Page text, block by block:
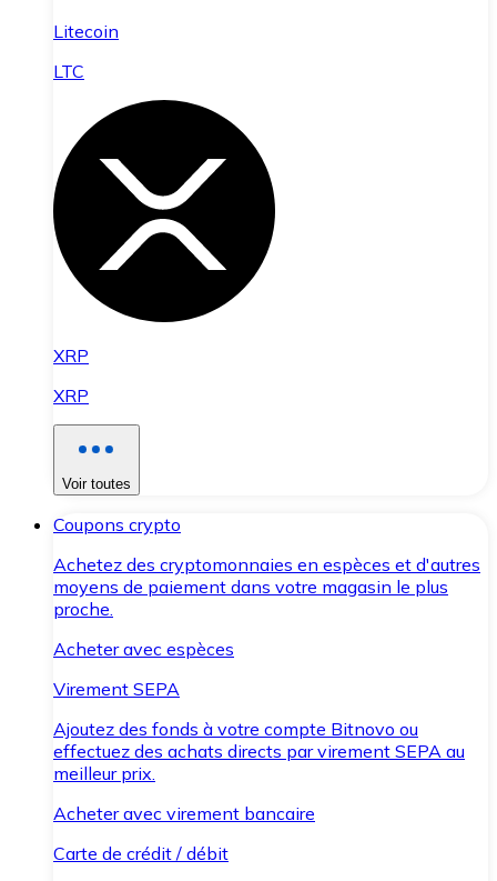
Litecoin
LTC
XRP
XRP
Voir toutes
Coupons crypto
Achetez des cryptomonnaies en espèces et d'autres
moyens de paiement dans votre magasin le plus
proche.
Acheter avec espèces
Virement SEPA
Ajoutez des fonds à votre compte Bitnovo ou
effectuez des achats directs par virement SEPA au
meilleur prix.
Acheter avec virement bancaire
Carte de crédit / débit